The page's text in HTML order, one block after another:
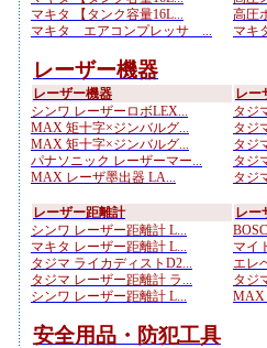
マキタ 【タンク容量16L...
マキタ エアコンプレッサ ...
高圧
マキ
レーザー機器
レーザー機器
シンワ レーザーロボLEX...
MAX 矩十字×ジンバルグ...
MAX 矩十字×ジンバルグ...
パナソニック レーザーマー...
MAX レーザ墨出器 LA...
レー
タジ
タジ
タジ
タジ
タジ
レーザー距離計
シンワ レーザー距離計 L...
マキタ レーザー距離計 L...
タジマ ライカディストD2...
タジマ レーザー距離計 ラ...
シンワ レーザー距離計 L...
レー
マイ
エレ
タジ
安全用品・防犯工具